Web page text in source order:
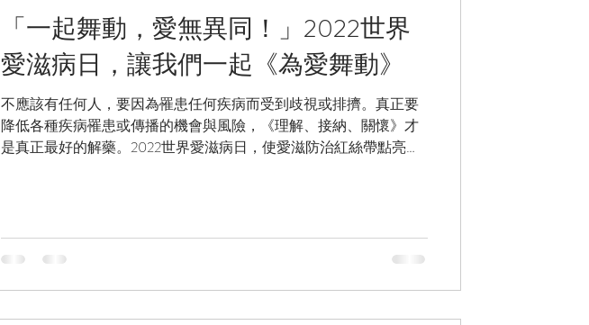
「一起舞動，愛無異同！」2022世界
愛滋病日，讓我們一起《為愛舞動》
不應該有任何人，要因為罹患任何疾病而受到歧視或排擠。真正要
降低各種疾病罹患或傳播的機會與風險，《理解、接納、關懷》才
是真正最好的解藥。2022世界愛滋病日，使愛滋防治紅絲帶點亮夜